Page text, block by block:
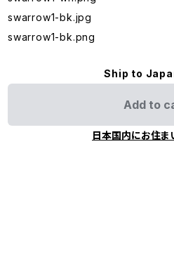
swarrow1-bk.jpg
swarrow1-bk.png
Ship to
Add to
日本国内にお住ま